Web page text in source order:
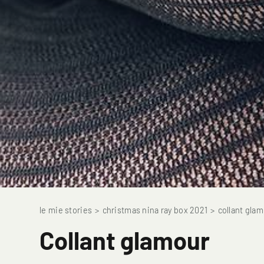
le mie stories > christmas nina ray box 2021 > collant
Collant glamour